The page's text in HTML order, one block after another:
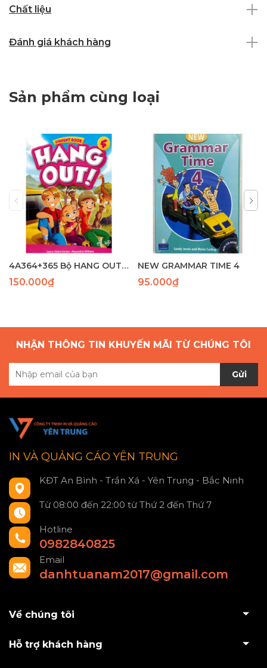
Chất liệu
Đánh giá khách hàng
Sản phẩm cùng loại
4A364+365 Bộ HANG OUT 4 (SB+WB) (120-96) - Laser
150.000₫
NEW GRAMMAR TIME 4
95.000₫
NHẬN THÔNG TIN KHUYẾN MÃI TỪ CHÚNG TÔI
Gửi
IN VÀ QUẢNG CÁO YÊN TRUNG
KĐT An Bình - Trần Xá - Yên Trung - Bắc Ninh
Từ 08:00 đến 22:00 từ Thứ 2 đến Thứ 7
Hotline
0982840825
Email
danhtuanam2017@gmail.com
Về chúng tôi
Hỗ trợ khách hàng